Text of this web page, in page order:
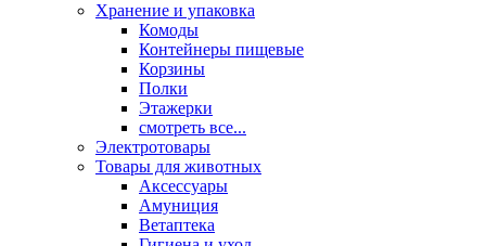
Хранение и упаковка
Комоды
Контейнеры пищевые
Корзины
Полки
Этажерки
смотреть все...
Электротовары
Товары для животных
Аксессуары
Амуниция
Ветаптека